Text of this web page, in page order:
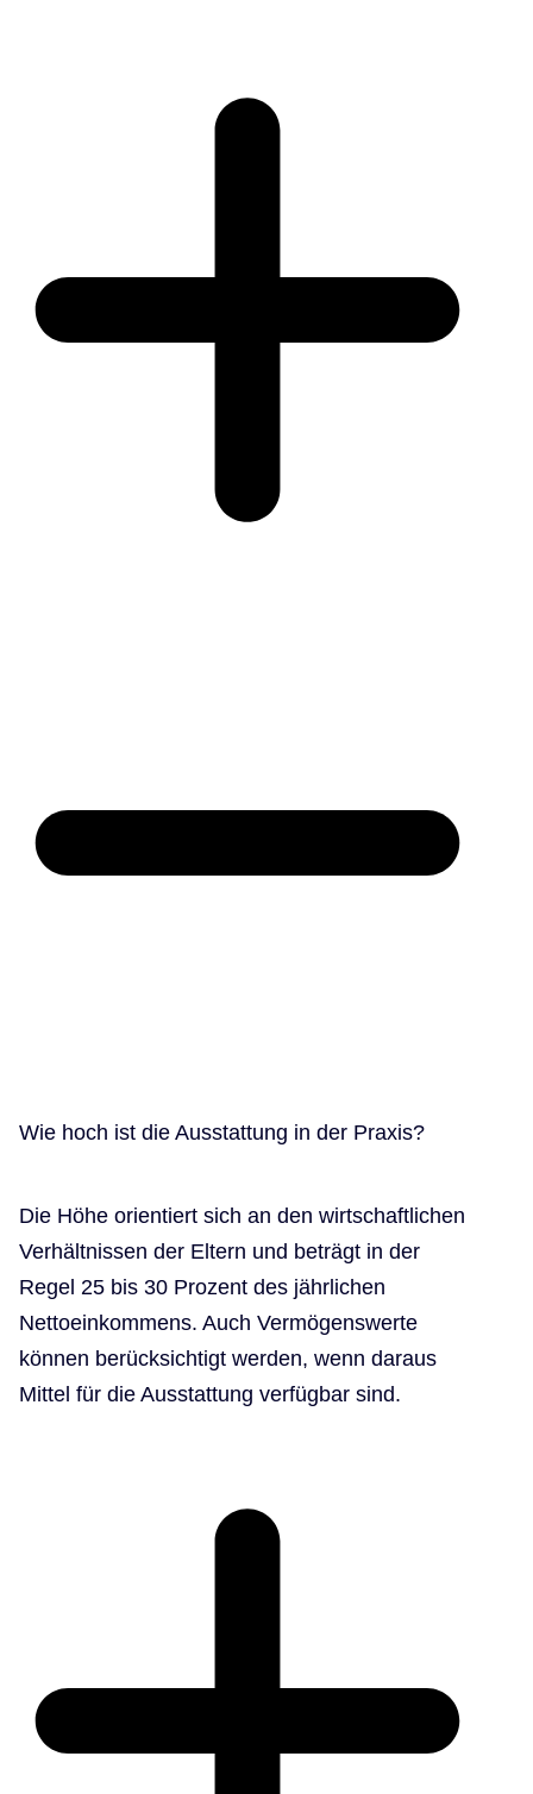
Wie hoch ist die Ausstattung in der Praxis?
Die Höhe orientiert sich an den wirtschaftlichen
Verhältnissen der Eltern und beträgt in der
Regel 25 bis 30 Prozent des jährlichen
Nettoeinkommens. Auch Vermögenswerte
können berücksichtigt werden, wenn daraus
Mittel für die Ausstattung verfügbar sind.